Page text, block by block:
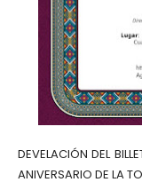
DEVELACIÓN DEL
ANIVERSARIO DE LA